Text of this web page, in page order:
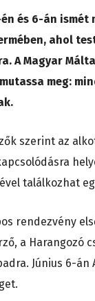
én és 6-án
ahol
A Magyar
meg:
szerint az
találkozhat
rendezvény
a Harangozó
Június 6-án